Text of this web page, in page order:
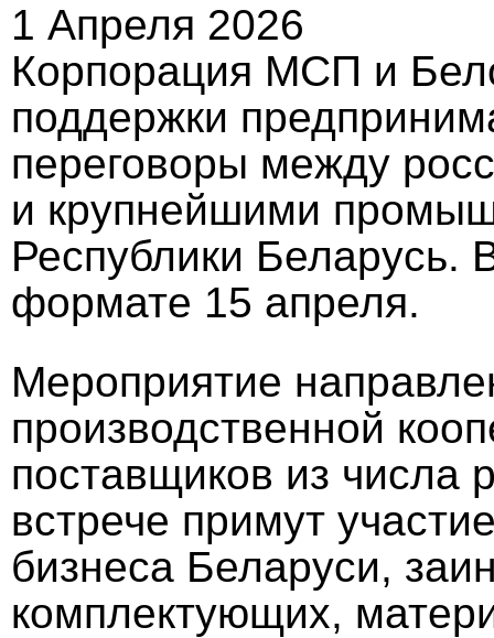
1 Апреля 2026
Корпорация МСП и
поддержки
переговоры между
и крупнейшими
Республики Беларусь.
формате 15 апреля.
Мероприятие
производственной
поставщиков из числа
встрече примут
бизнеса Беларуси,
комплектующих,